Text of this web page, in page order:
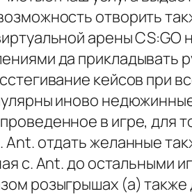
отворить
арены
да прикладывать
кейсов при
иново
в игре, для
отдать желанные
с. Ant. до остальными
розыгрышах (а)